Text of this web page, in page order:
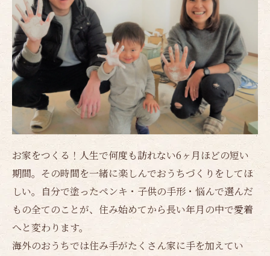
お家をつくる！人生で何度も訪れない6ヶ月ほどの短い
期間。その時間を一緒に楽しんでおうちづくりをしてほ
しい。自分で塗ったペンキ・子供の手形・悩んで選んだ
もの全てのことが、住み始めてから長い年月の中で愛着
へと変わります。
海外のおうちでは住み手がたくさん家に手を加えてい